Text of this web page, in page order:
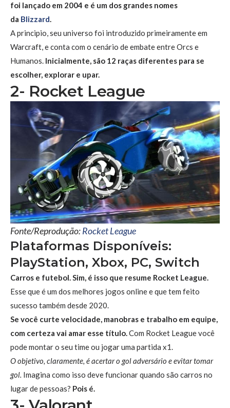
foi lançado em 2004 e é um dos grandes nomes
da Blizzard.
A principio, seu universo foi introduzido primeiramente em
Warcraft, e conta com o cenário de embate entre Orcs e
Humanos. Inicialmente, são 12 raças diferentes para se
escolher, explorar e upar.
2- Rocket League
Fonte/Reprodução:Rocket League
Plataformas Disponíveis:
PlayStation, Xbox, PC, Switch
Carros e futebol. Sim, é isso que resume Rocket League.
Esse que é um dos melhores jogos online e que tem feito
sucesso também desde 2020.
Se você curte velocidade, manobras e trabalho em equipe,
com certeza vai amar esse título.Com Rocket League você
pode montar o seu time ou jogar uma partida x1.
O objetivo, claramente, é acertar o gol adversário e evitar tomar
gol. Imagina como isso deve funcionar quando são carros no
lugar de pessoas? Pois é.